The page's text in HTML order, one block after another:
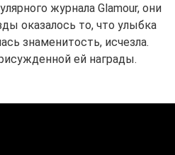
журнала Glamour, они
оказалось то, что улыбка
знаменитость, исчезла.
ей награды.